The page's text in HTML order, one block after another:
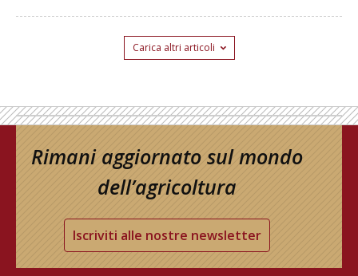
Carica altri articoli
Rimani aggiornato sul mondo
dell’agricoltura
Iscriviti alle nostre newsletter